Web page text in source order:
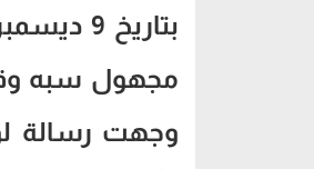
بتاريخ
مجهول سبه
وجهت رسالة